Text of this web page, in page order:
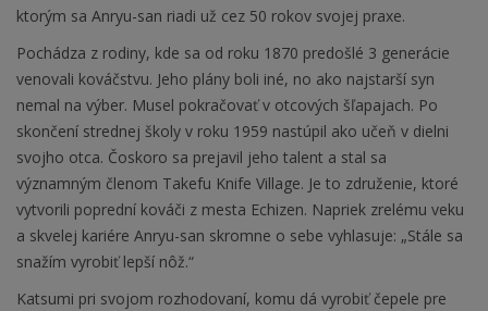
ktorým sa Anryu-san riadi už cez 50 rokov svojej praxe.
Pochádza z rodiny, kde sa od roku 1870 predošlé 3 generácie
venovali kováčstvu. Jeho plány boli iné, no ako najstarší syn
nemal na výber. Musel pokračovať v otcových šľapajach. Po
skončení strednej školy v roku 1959 nastúpil ako učeň v dielni
svojho otca. Čoskoro sa prejavil jeho talent a stal sa
významným členom Takefu Knife Village. Je to združenie, ktoré
vytvorili poprední kováči z mesta Echizen. Napriek zrelému veku
a skvelej kariére Anryu-san skromne o sebe vyhlasuje: „Stále sa
snažím vyrobiť lepší nôž.“
Katsumi pri svojom rozhodovaní, komu dá vyrobiť čepele pre